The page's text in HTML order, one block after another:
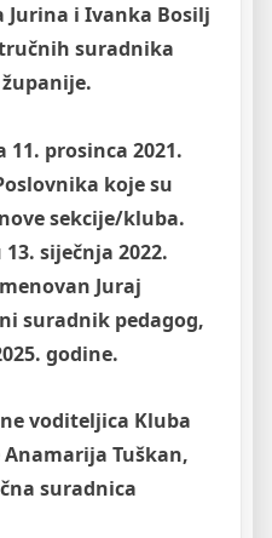
Jurina i Ivanka Bosilj
suradnika
prosinca 2021.
koje su
sekcije/kluba.
siječnja 2022.
Juraj
suradnik pedagog,
godine.
voditeljica Kluba
Tuškan,
suradnica